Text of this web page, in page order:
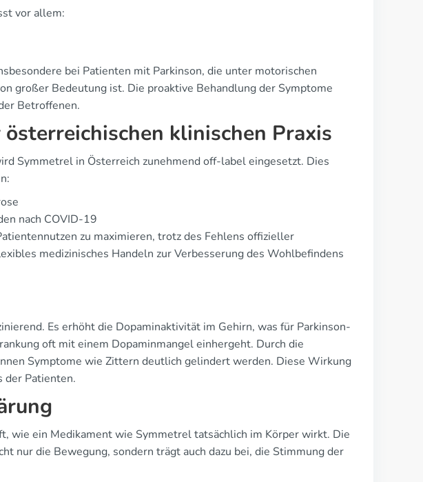
vor allem:
bei Patienten mit Parkinson, die unter motorischen
großer Bedeutung ist. Die proaktive Behandlung der Symptome
Betroffenen.
klinischen Praxis
Symmetrel in Österreich zunehmend off-label eingesetzt. Dies
nach COVID-19
zu maximieren, trotz des Fehlens offizieller
medizinisches Handeln zur Verbesserung des Wohlbefindens
Es erhöht die Dopaminaktivität im Gehirn, was für Parkinson-
oft mit einem Dopaminmangel einhergeht. Durch die
Symptome wie Zittern deutlich gelindert werden. Diese Wirkung
der Patienten.
wie ein Medikament wie Symmetrel tatsächlich im Körper wirkt. Die
nur die Bewegung, sondern trägt auch dazu bei, die Stimmung der